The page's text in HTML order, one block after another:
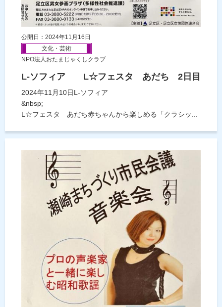
公開日：2024年11月16日
文化・芸術
NPO法人おたまじゃくしクラブ
L-ソフィア L☆フェスタ あだち 2日目
2024年11月10日L-ソフィア
&nbsp;
L☆フェスタ あだち赤ちゃんから楽しめる「クラシッ...